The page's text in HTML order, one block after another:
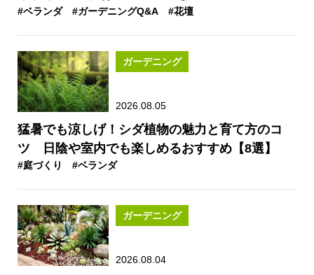
#ベランダ #ガーデニングQ&A #花壇
ガーデニング
2026.08.05
猛暑でも涼しげ！シダ植物の魅力と育て方のコ
ツ 日陰や室内でも楽しめるおすすめ【8選】
#庭づくり #ベランダ
ガーデニング
2026.08.04